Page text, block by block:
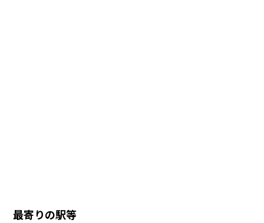
最寄りの駅等